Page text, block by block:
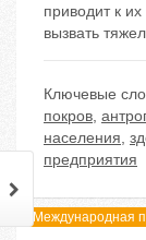
приводит к
вызвать
Ключевые
покров,
населения,
предприятия
Международная